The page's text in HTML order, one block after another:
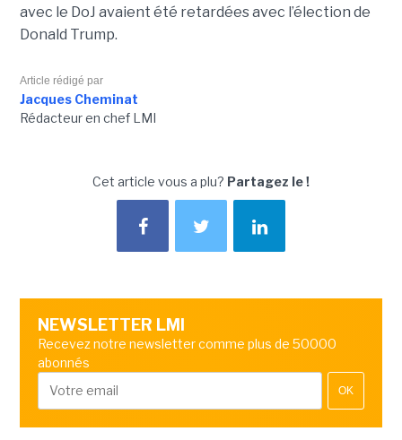
avec le DoJ avaient été retardées avec l’élection de
Donald Trump.
Article rédigé par
Jacques Cheminat
Rédacteur en chef LMI
Cet article vous a plu? Partagez le !
NEWSLETTER LMI
Recevez notre newsletter comme plus de 50000
abonnés
OK